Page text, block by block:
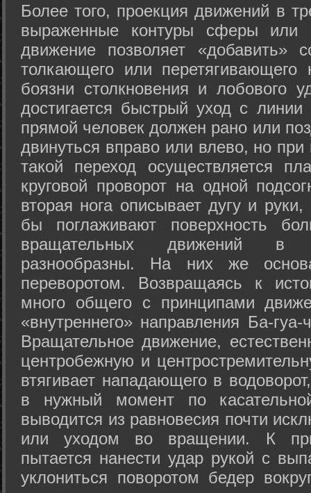
Более того, проекция движений в
выраженные контуры сферы или
движение позволяет «добавить»
толкающего или перетягивающего
боязни столкновения и лобового
достигается быстрый уход с
прямой человек должен рано или
двинуться вправо или влево, но
такой переход осуществляется
круговой проворот на одной
вторая нога описывает дугу и
бы поглаживают поверхность
вращательных движений в
разнообразны. На них же
переворотом. Возвращаясь к
много общего с принципами
«внутреннего» направления Ба-
Вращательное движение,
центробежную и
втягивает нападающего в
в нужный момент по
выводится из равновесия почти
или уходом во вращении. К
пытается нанести удар рукой с
уклониться поворотом бедер